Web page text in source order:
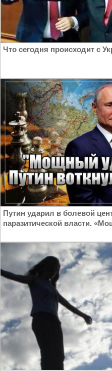
Что сегодня происходит с
Путин ударил в болевой
паразитической власти.